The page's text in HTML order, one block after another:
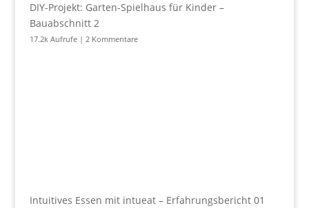
DIY-Projekt: Garten-Spielhaus für Kinder –
Bauabschnitt 2
17.2k Aufrufe| 2 Kommentare
Intuitives Essen mit intueat – Erfahrungsbericht 01